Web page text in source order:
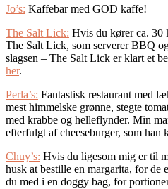
Jo’s: Kaffebar med GOD kaffe!
The Salt Lick: Hvis du kører ca.
The Salt Lick, som serverer BBQ
slagsen – The Salt Lick er klart et
her.
Perla’s: Fantastisk restaurant med
mest himmelske grønne, stegte
med krabbe og helleflynder. Min
efterfulgt af cheeseburger, som han
Chuy’s: Hvis du ligesom mig er til
husk at bestille en margarita, for de
du med i en doggy bag, for